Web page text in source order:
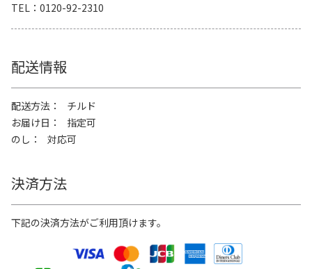
TEL
0120-92-2310
配送情報
配送方法
チルド
お届け日
指定可
のし
対応可
決済方法
下記の決済方法がご利用頂けます。